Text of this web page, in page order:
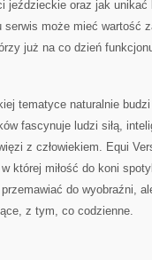
jeździeckie oraz jak
serwis może mieć wartość
już na co dzień
tematyce naturalnie
fascynuje ludzi siłą,
z człowiekiem. Equi
której miłość do koni
do wyobraźni,
z tym, co codzienne.